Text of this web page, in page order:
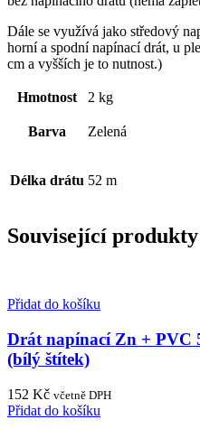
Dále se využívá jako středový
horní a spodní napínací drát, u
cm a vyšších je to nutnost.)
Hmotnost 2 kg
Barva Zelená
Délka drátu 52 m
Související produkty
Přidat do košíku
Drát napínací Zn + PVC
(bílý štítek)
152 Kč včetně DPH
Přidat do košíku